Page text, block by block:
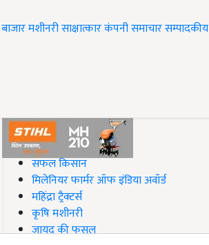
बाजारमशीनरीसाक्षात्कारकंपनी समाचारसम्पादकीय
#Top on Krishi Jagran
सफल किसान
मिलेनियर फार्मर ऑफ इंडिया अवॉर्ड
महिंद्रा ट्रैक्टर्स
कृषि मशीनरी
जायद की फसल